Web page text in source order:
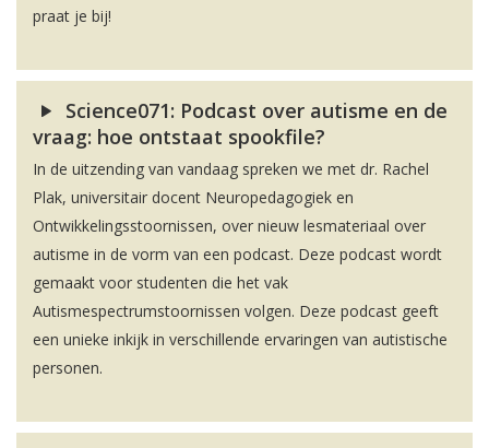
praat je bij!
Science071: Podcast over autisme en de
vraag: hoe ontstaat spookfile?
In de uitzending van vandaag spreken we met dr. Rachel
Plak, universitair docent Neuropedagogiek en
Ontwikkelingsstoornissen, over nieuw lesmateriaal over
autisme in de vorm van een podcast. Deze podcast wordt
gemaakt voor studenten die het vak
Autismespectrumstoornissen volgen. Deze podcast geeft
een unieke inkijk in verschillende ervaringen van autistische
personen.